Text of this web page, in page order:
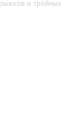
и тройных